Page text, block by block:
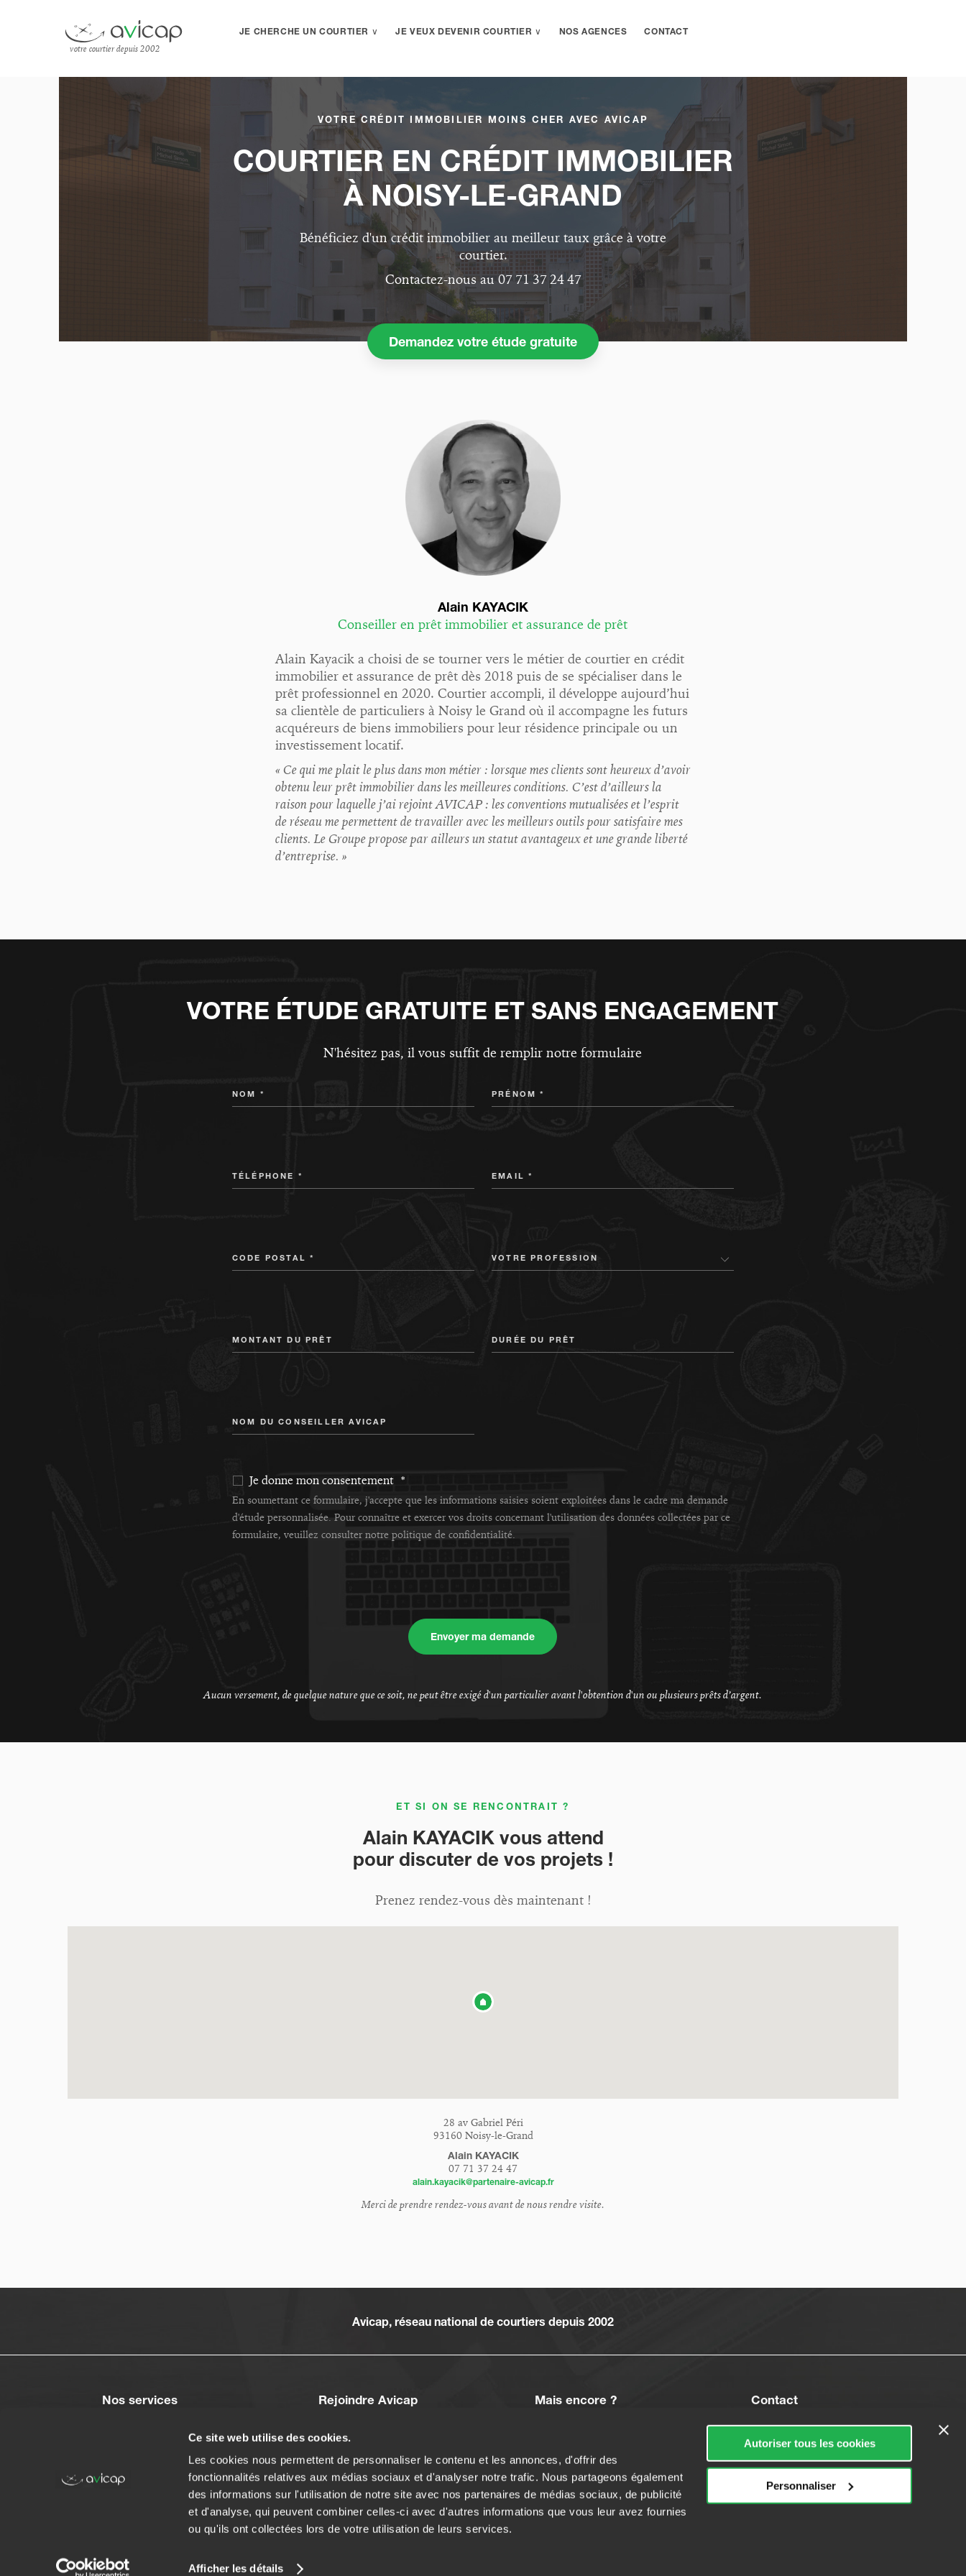
Ce site web utilise des cookies.
Les cookies nous permettent de personnaliser le contenu et les annonces, d'offrir des
fonctionnalités relatives aux médias sociaux et d'analyser notre trafic. Nous partageons également
des informations sur l'utilisation de notre site avec nos partenaires de médias sociaux, de publicité
et d'analyse, qui peuvent combiner celles-ci avec d'autres informations que vous leur avez fournies
ou qu'ils ont collectées lors de votre utilisation de leurs services.
Afficher les détails
Autoriser tous les cookies
Personnaliser
votre courtier depuis 2002
JE CHERCHE UN COURTIER ∨ JE VEUX DEVENIR COURTIER ∨ NOS AGENCES CONTACT
VOTRE CRÉDIT IMMOBILIER MOINS CHER AVEC AVICAP
COURTIER EN CRÉDIT IMMOBILIER
À NOISY-LE-GRAND
Bénéficiez d'un crédit immobilier au meilleur taux grâce à votre
courtier.
Contactez-nous au 07 71 37 24 47
Demandez votre étude gratuite
Alain KAYACIK
Conseiller en prêt immobilier et assurance de prêt
Alain Kayacik a choisi de se tourner vers le métier de courtier en crédit
immobilier et assurance de prêt dès 2018 puis de se spécialiser dans le
prêt professionnel en 2020. Courtier accompli, il développe aujourd’hui
sa clientèle de particuliers à Noisy le Grand où il accompagne les futurs
acquéreurs de biens immobiliers pour leur résidence principale ou un
investissement locatif.
« Ce qui me plait le plus dans mon métier : lorsque mes clients sont heureux d’avoir
obtenu leur prêt immobilier dans les meilleures conditions. C’est d’ailleurs la
raison pour laquelle j’ai rejoint AVICAP : les conventions mutualisées et l’esprit
de réseau me permettent de travailler avec les meilleurs outils pour satisfaire mes
clients. Le Groupe propose par ailleurs un statut avantageux et une grande liberté
d’entreprise. »
VOTRE ÉTUDE GRATUITE ET SANS ENGAGEMENT
N'hésitez pas, il vous suffit de remplir notre formulaire
NOM * PRÉNOM *
TÉLÉPHONE * EMAIL *
CODE POSTAL * VOTRE PROFESSION
MONTANT DU PRÊT DURÉE DU PRÊT
NOM DU CONSEILLER AVICAP
Je donne mon consentement *
En soumettant ce formulaire, j'accepte que les informations saisies soient exploitées dans le cadre ma demande
d'étude personnalisée. Pour connaître et exercer vos droits concernant l'utilisation des données collectées par ce
formulaire, veuillez consulter notre politique de confidentialité.
Envoyer ma demande
Aucun versement, de quelque nature que ce soit, ne peut être exigé d'un particulier avant l'obtention d'un ou plusieurs prêts d’argent.
ET SI ON SE RENCONTRAIT ?
Alain KAYACIK vous attend
pour discuter de vos projets !
Prenez rendez-vous dès maintenant !
28 av Gabriel Péri
93160 Noisy-le-Grand
Alain KAYACIK
07 71 37 24 47
alain.kayacik@partenaire-avicap.fr
Merci de prendre rendez-vous avant de nous rendre visite.
Avicap, réseau national de courtiers depuis 2002
Nos services
Restructuration de crédits
Rejoindre Avicap
Réussir en 120 jours
Mais encore ?
Partenaires
Accès client
Contact
Nos agences
Contact
Avicap 2002-2025 | Le royal 1 - 1 allée des Centaurées - 38240 Meylan - 09 70 71 13 41 |